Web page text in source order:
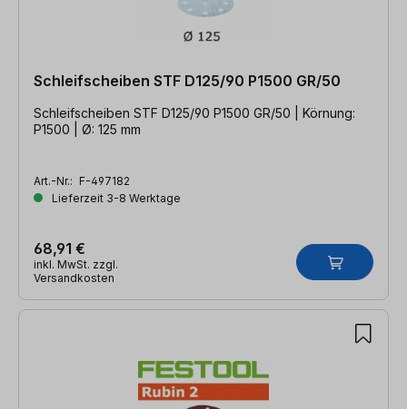
Schleifscheiben STF D125/90 P1500 GR/50
Schleifscheiben STF D125/90 P1500 GR/50 | Körnung:
P1500 | Ø: 125 mm
Art.-Nr.: F-497182
Lieferzeit 3-8 Werktage
68,91 €
inkl. MwSt. zzgl.
Versandkosten